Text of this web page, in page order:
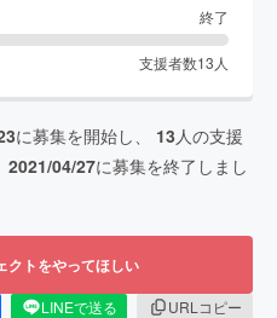
終了
支援者数13 人
に募集を開始し、 13 人の支援
2021/04/27に募集を終了しまし
クトをやってほしい
LINEで送る
URLコピー